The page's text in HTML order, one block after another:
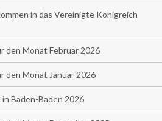
in das Vereinigte Königreich
den Monat Februar 2026
den Monat Januar 2026
in Baden-Baden 2026